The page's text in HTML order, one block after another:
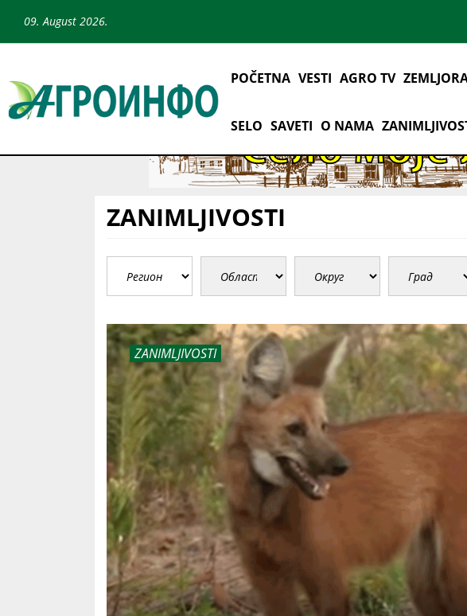
09. August 2026.
POČETNA VESTI AGRO TV
SELO SAVETI O NAMA
ZANIMLJIVOSTI
ZANIMLJIVOSTI